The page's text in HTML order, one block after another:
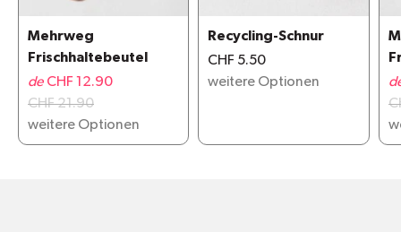
Mehrweg
Frischhaltebeutel
de CHF 12.90
CHF 21.90
weitere Optionen
Recycling-Schnur
CHF 5.50
weitere Optionen